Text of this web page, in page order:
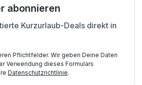
abonnieren
Kurzurlaub-Deals direkt in
Pflichtfelder. Wir geben Deine Daten
Verwendung dieses Formulars
Datenschutzrichtlinie.